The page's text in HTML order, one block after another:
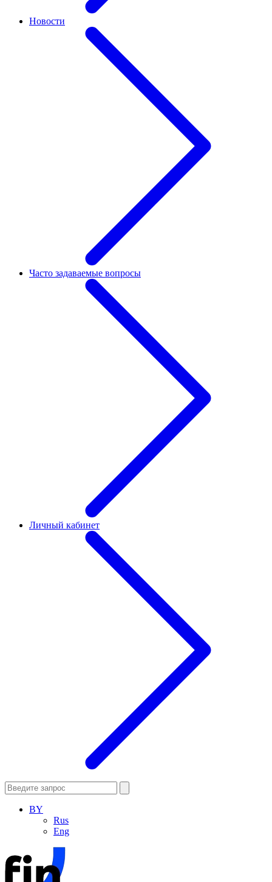
Новости
Часто задаваемые вопросы
Личный кабинет
BY
Rus
Eng